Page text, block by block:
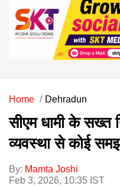
Home Dehradun
सीएम धामी के सख्त
व्यवस्था से कोई
By: Mamta Joshi
Feb 3, 2026, 10:35 IST